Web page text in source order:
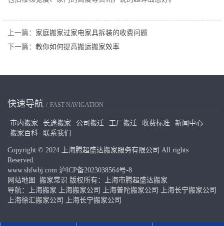
上一篇： 家庭搬家过家电家具拆装的收费问题
下一篇： 教你如何提高搬运搬家效率
快速导航 FAST NAVIGATION
市内搬家 长途搬家 公司搬迁 工厂搬迁 收费标准
新闻中心
搬家百科
联系我们
Copyright © 2024 上海腾超盛达搬家服务有限公司 All rights
Reserved.
www.shfwbj.com 沪ICP备2023038564号-8
网站地图
搬家常识 版权所有：上海市腾超盛达搬家
导航：
上海搬家 上海搬家公司 上海普陀搬家公司
上海长宁搬家公司
上海徐汇搬家公司
上海长宁搬家公司